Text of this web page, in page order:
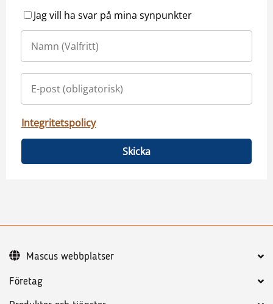
Jag vill ha svar på mina synpunkter
Integritetspolicy
Skicka
Företag
Mascus webbplatser